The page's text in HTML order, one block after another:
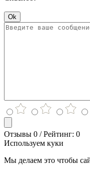
Ok
Отзывы 0 / Рейтинг: 0
Используем куки
Мы делаем это чтобы